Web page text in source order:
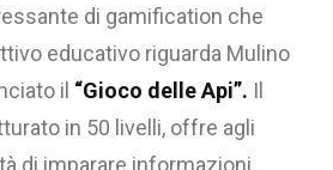
di gamification che
educativo riguarda Mulino
il “Gioco delle Api”. Il
in 50 livelli, offre agli
di imparare informazioni